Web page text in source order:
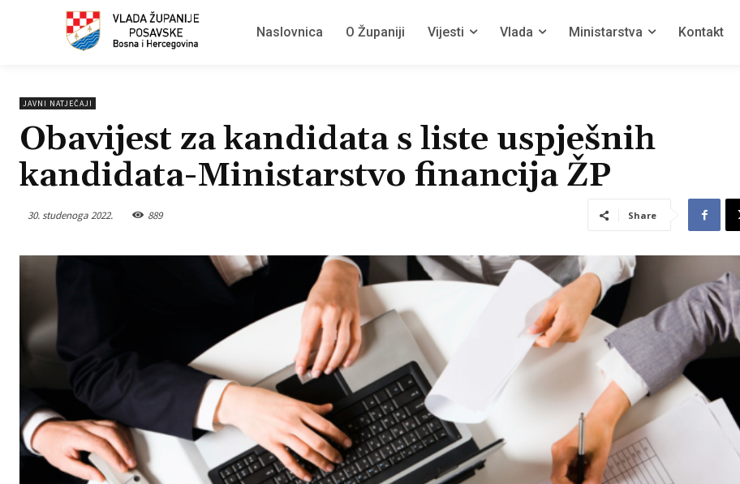
Naslovnica O Županiji Vijesti Vlada Ministarstva Kontakt
JAVNI NATJEČAJI
Obavijest za kandidata s liste uspješnih
kandidata-Ministarstvo financija ŽP
30. studenoga 2022. 889 Share